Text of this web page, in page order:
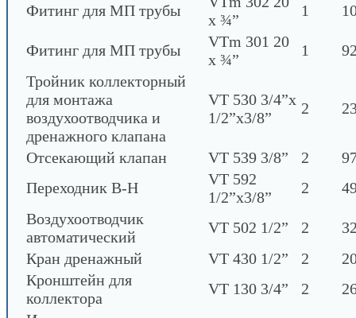
Фитинг для МП трубы
х ¾”
1
Фитинг для МП трубы
VTm 301 20
х ¾”
1
Тройник коллекторный
для монтажа
воздухоотводчика и
дренажного клапана
VT 530 3/4”х
1/2”х3/8”
2
Отсекающий клапан VT 539 3/8” 2
Переходник В-Н
VT 592
1/2”х3/8”
2
Воздухоотводчик
автоматический
VT 502 1/2” 2
Кран дренажный
VT 430 1/2” 2
Кронштейн для
коллектора
VT 130 3/4” 2